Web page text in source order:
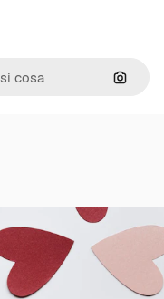
Cerca